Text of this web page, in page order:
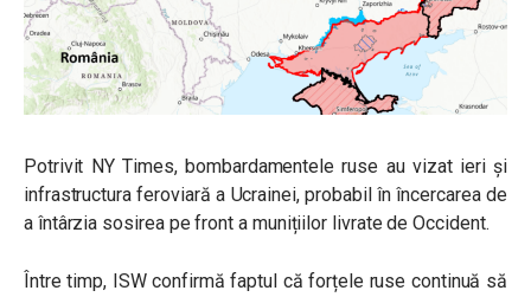
Potrivit NY Times, bombardamentele ruse au vizat ieri și
infrastructura feroviară a Ucrainei, probabil în încercarea de
a întârzia sosirea pe front a munițiilor livrate de Occident.
Între timp, ISW confirmă faptul că forțele ruse continuă să